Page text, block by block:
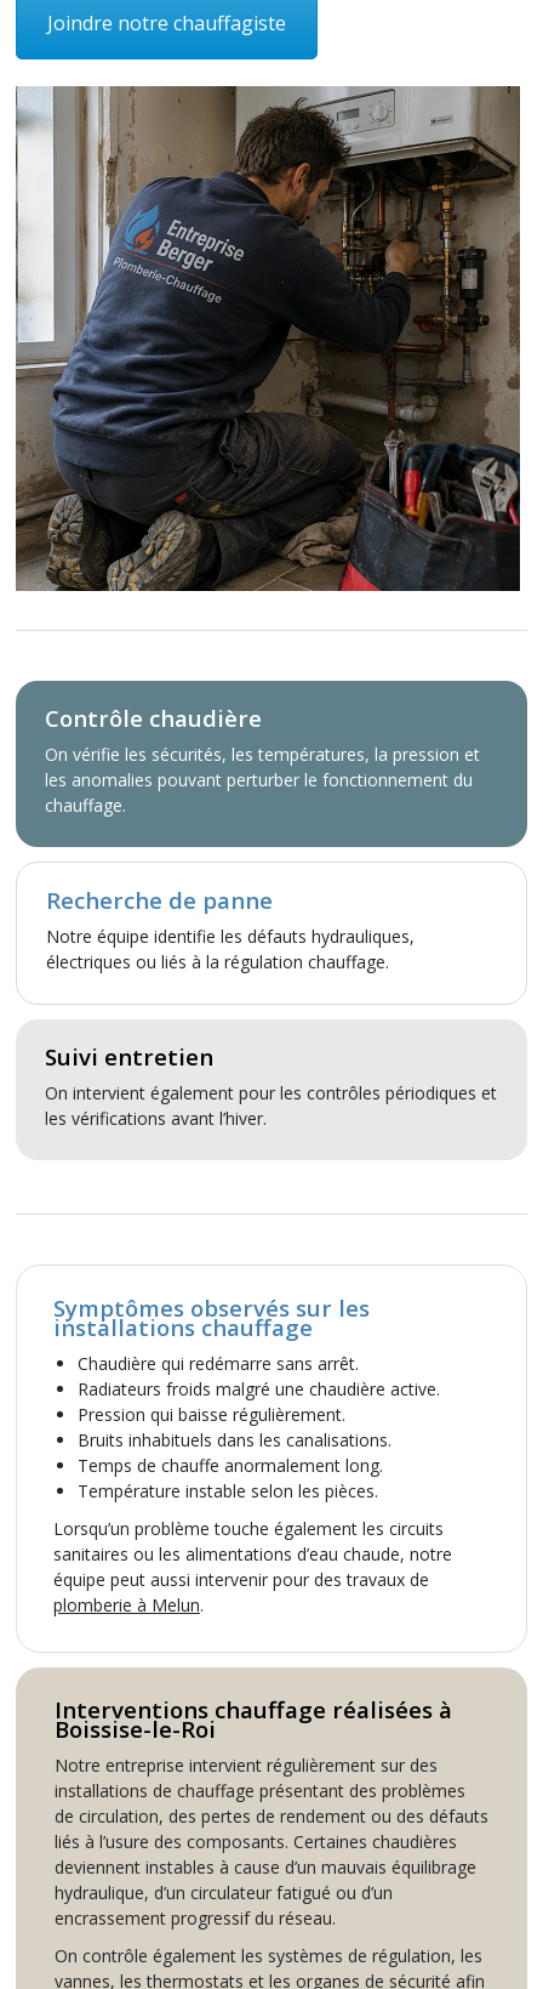
Joindre notre chauffagiste
Contrôle chaudière
On vérifie les sécurités, les températures, la pression et
les anomalies pouvant perturber le fonctionnement du
chauffage.
Recherche de panne
Notre équipe identifie les défauts hydrauliques,
électriques ou liés à la régulation chauffage.
Suivi entretien
On intervient également pour les contrôles périodiques et
les vérifications avant l’hiver.
Symptômes observés sur les
installations chauffage
Chaudière qui redémarre sans arrêt.
Radiateurs froids malgré une chaudière active.
Pression qui baisse régulièrement.
Bruits inhabituels dans les canalisations.
Temps de chauffe anormalement long.
Température instable selon les pièces.
Lorsqu’un problème touche également les circuits
sanitaires ou les alimentations d’eau chaude, notre
équipe peut aussi intervenir pour des travaux de
plomberie à Melun.
Interventions chauffage réalisées à
Boissise-le-Roi
Notre entreprise intervient régulièrement sur des
installations de chauffage présentant des problèmes
de circulation, des pertes de rendement ou des défauts
liés à l’usure des composants. Certaines chaudières
deviennent instables à cause d’un mauvais équilibrage
hydraulique, d’un circulateur fatigué ou d’un
encrassement progressif du réseau.
On contrôle également les systèmes de régulation, les
vannes, les thermostats et les organes de sécurité afin